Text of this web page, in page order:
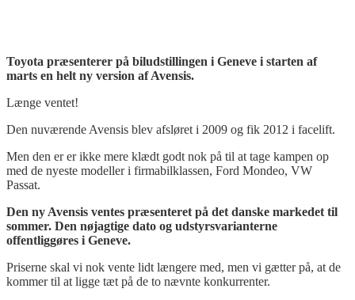
Toyota præsenterer på biludstillingen i Geneve i starten af
marts en helt ny version af Avensis.
Længe ventet!
Den nuværende Avensis blev afsløret i 2009 og fik 2012 i facelift.
Men den er er ikke mere klædt godt nok på til at tage kampen op
med de nyeste modeller i firmabilklassen, Ford Mondeo, VW
Passat.
Den ny Avensis ventes præsenteret på det danske markedet til
sommer. Den nøjagtige dato og udstyrsvarianterne
offentliggøres i Geneve.
Priserne skal vi nok vente lidt længere med, men vi gætter på, at de
kommer til at ligge tæt på de to nævnte konkurrenter.